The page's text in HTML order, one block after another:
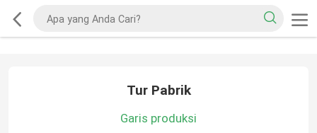
Tur Pabrik
Garis produksi